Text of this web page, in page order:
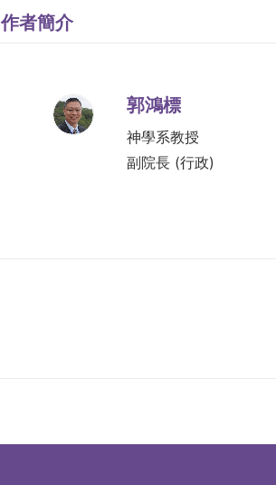
作者簡介
郭鴻標
神學系教授
副院長 (行政)